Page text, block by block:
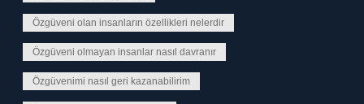
Özgüveni olan insanların özellikleri nelerdir
Özgüveni olmayan insanlar nasıl davranır
Özgüvenimi nasıl geri kazanabilirim